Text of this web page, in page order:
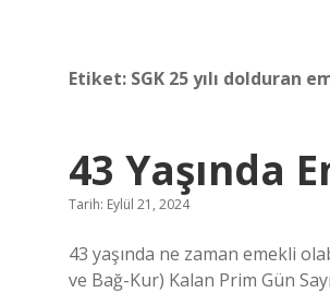
Etiket: SGK 25 yılı dolduran
43 Yaşında
Tarih: Eylül 21, 2024
43 yaşında ne zaman emekli
ve Bağ-Kur) Kalan Prim Gün